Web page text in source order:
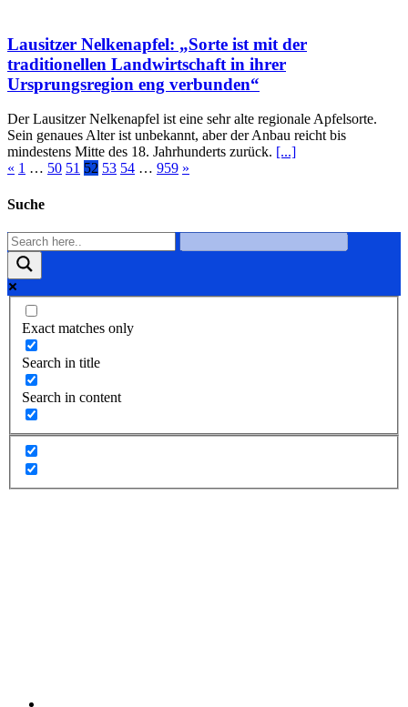
Lausitzer Nelkenapfel: „Sorte ist mit der
traditionellen Landwirtschaft in ihrer
Ursprungsregion eng verbunden“
Der Lausitzer Nelkenapfel ist eine sehr alte regionale Apfelsorte.
Sein genaues Alter ist unbekannt, aber der Anbau reicht bis
mindestens Mitte des 18. Jahrhunderts zurück. [...]
« 1 … 50 51 52 53 54 … 959 »
Suche
Exact matches only
Search in title
Search in content